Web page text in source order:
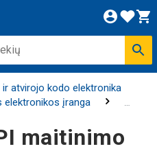
atvirojo kodo elektronika
elektronikos įranga
maitinimo